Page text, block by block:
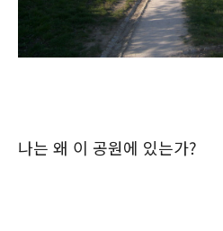
나는 왜 이 공원에 있는가?